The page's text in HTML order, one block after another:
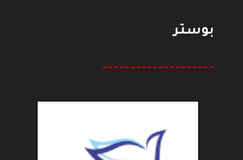
بوستر
--------------------